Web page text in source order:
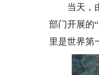
当天，由
部门开展的
里是世界第